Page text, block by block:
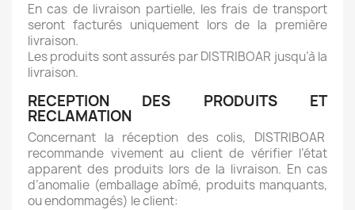
En cas de livraison partielle, les frais de transport
seront facturés uniquement lors de la première
livraison.
Les produits sont assurés par DISTRIBOAR jusqu’à la
livraison.
RECEPTION DES PRODUITS ET
RECLAMATION
Concernant la réception des colis, DISTRIBOAR
recommande vivement au client de vérifier l’état
apparent des produits lors de la livraison. En cas
d’anomalie (emballage abîmé, produits manquants,
ou endommagés) le client: